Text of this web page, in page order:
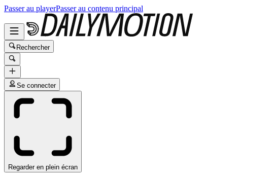
Passer au playerPasser au contenu principal
Rechercher
Se connecter
Regarder en plein écran